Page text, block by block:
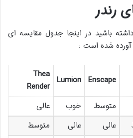
رندر
باشید در اینجا جدول مقایسه ای
آورده شده است :
Enscape
Lumion
Thea
Render
متوسط خوب
عالی
عالی عالی
متوسط